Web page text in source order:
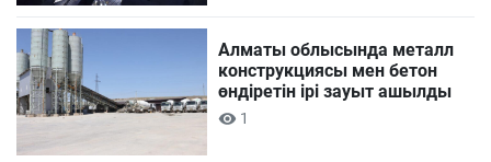
Алматы облысында металл
конструкциясы мен бетон
өндіретін ірі зауыт ашылды
1